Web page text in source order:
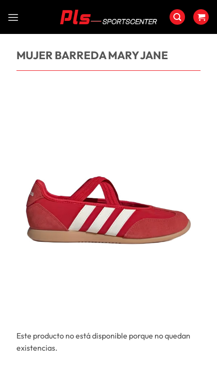
MUJER BARREDA MARY JANE
Este producto no está disponible porque no quedan
existencias.